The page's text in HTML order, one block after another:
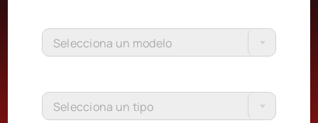
Selecciona un modelo
Selecciona un tipo